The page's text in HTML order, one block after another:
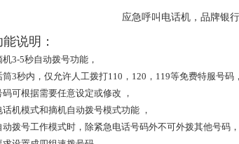
应急呼叫电话机，品牌银
说明：
3-5秒自动拨号功能，
3秒内，仅允许人工拨打110，120，119等免费特服号码，
可根据需要任意设定或修改 ，
机模式和摘机自动拨号模式功能 ，
拨号工作模式时，除紧急电话号码外不可外拨其他号码，